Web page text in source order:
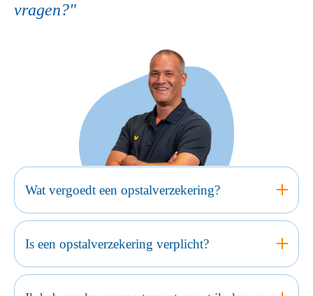
vragen?"
Wat vergoedt een opstalverzekering?
Is een opstalverzekering verplicht?